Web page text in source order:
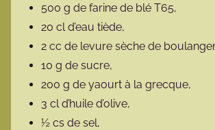
500 g de farine de blé T65,
20 cl d’eau tiède,
2 cc de levure sèche de
10 g de sucre,
200 g de yaourt à la grecque,
3 cl d’huile d’olive,
½ cs de sel,